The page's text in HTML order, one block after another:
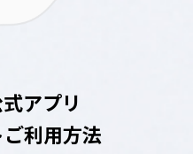
式アプリ
利用方法